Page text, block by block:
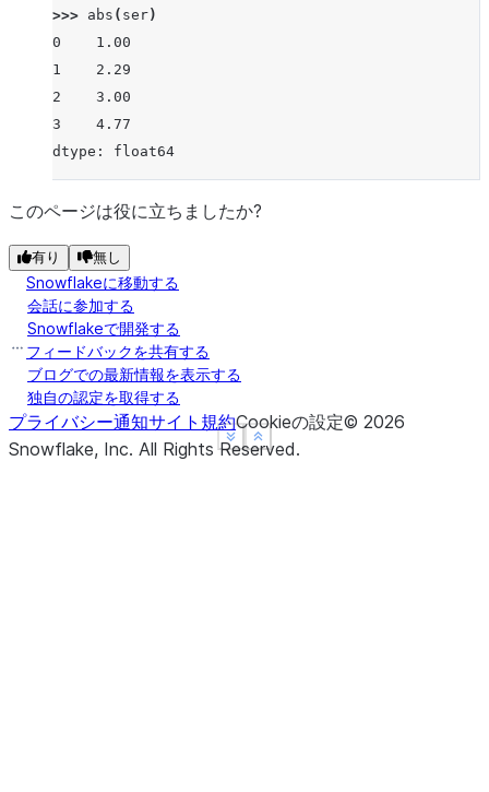
Show less
See more
>>> abs ( ser)
0    1.00
1    2.29
2    3.00
3    4.77
dtype: float64
Show less
See more
このページは役に立ちましたか?
有り 無し
Snowflakeに移動する
会話に参加する
Snowflakeで開発する
フィードバックを共有する
ブログでの最新情報を表示する
独自の認定を取得する
プライバシー通知サイト規約Cookieの設定© 2026
Snowflake, Inc. All Rights Reserved.